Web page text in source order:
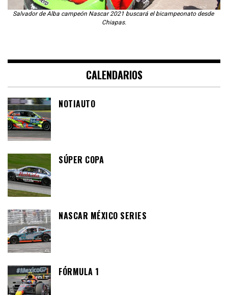
Salvador de Alba campeón Nascar 2021 buscará el bicampeonato desde
Chiapas.
CALENDARIOS
NOTIAUTO
SÚPER COPA
NASCAR MÉXICO SERIES
FÓRMULA 1